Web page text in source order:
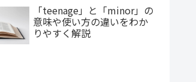
「teenage」と「minor」の
意味や使い方の違いをわか
りやすく解説